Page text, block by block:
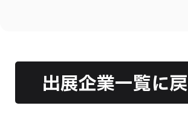
出展企業一覧に